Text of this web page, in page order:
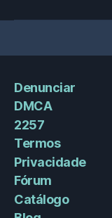
Denunciar
DMCA
2257
Termos
Privacidade
Fórum
Catálogo